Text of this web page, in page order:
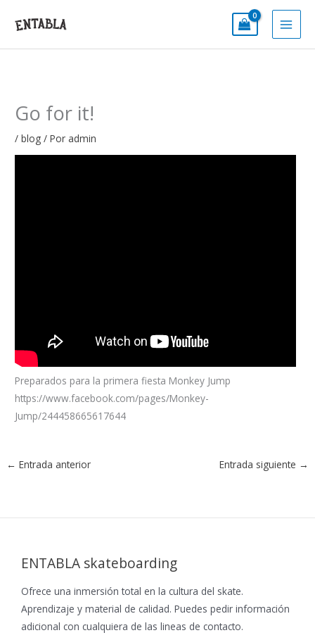
Go for it!
/blog / Por admin
Preparados para la primera fiesta Monkey Jump
https://www.facebook.com/pages/Monkey-
Jump/244458665617644
← Entrada anterior Entrada siguiente →
ENTABLA skateboarding
Ofrece una inmersión total en la cultura del skate.
Aprendizaje y material de calidad. Puedes pedir información
adicional con cualquiera de las lineas de contacto.